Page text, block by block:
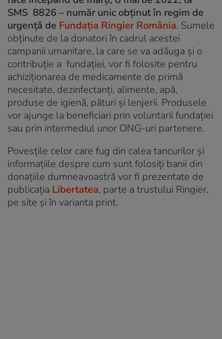
SMS 8826 – număr unic obținut în regim de
urgență de Fundația Ringier România. Sumele
obținute de la donatori în cadrul acestei
campanii umanitare, la care se va adăuga și o
contribuție a fundației, vor fi folosite pentru
achiziționarea de medicamente de primă
necesitate, dezinfectanți, alimente, apă,
produse de igienă, pături și lenjerii. Produsele
vor ajunge la beneficiari prin voluntarii fundației
sau prin intermediul unor ONG-uri partenere.
Povesțile celor care fug din calea tancurilor și
informațiile despre cum sunt folosiți banii din
donațiile dumneavoastră vor fi prezentate de
publicația Libertatea, parte a trustului Ringier,
pe site și în varianta print.